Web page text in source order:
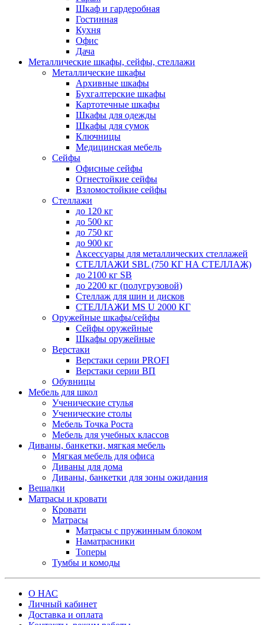
Шкаф и гардеробная
Гостинная
Кухня
Офис
Дача
Металлические шкафы, сейфы, стеллажи
Металлические шкафы
Архивные шкафы
Бухгалтерские шкафы
Картотечные шкафы
Шкафы для одежды
Шкафы для сумок
Ключницы
Медицинская мебель
Сейфы
Офисные сейфы
Огнестойкие сейфы
Взломостойкие сейфы
Стеллажи
до 120 кг
до 500 кг
до 750 кг
до 900 кг
Аксессуары для металлических стеллажей
СТЕЛЛАЖИ SBL (750 КГ НА СТЕЛЛАЖ)
до 2100 кг SB
до 2200 кг (полугрузовой)
Стеллаж для шин и дисков
СТЕЛЛАЖИ MS U 2000 КГ
Оружейные шкафы/сейфы
Сейфы оружейные
Шкафы оружейные
Верстаки
Верстаки серии PROFI
Верстаки серии ВП
Обувницы
Мебель для школ
Ученические стулья
Ученические столы
Мебель Точка Роста
Мебель для учебных классов
Диваны, банкетки, мягкая мебель
Мягкая мебель для офиса
Диваны для дома
Диваны, банкетки для зоны ожидания
Вешалки
Матрасы и кровати
Кровати
Матрасы
Матрасы с пружинным блоком
Наматрасники
Топеры
Тумбы и комоды
О НАС
Личный кабинет
Доставка и оплата